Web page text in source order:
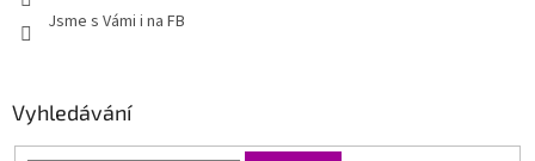
Jsme s Vámi i na FB
Vyhledávání